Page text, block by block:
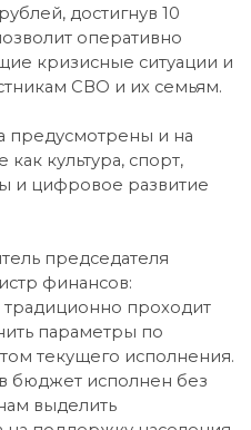
достигнув 10
оперативно
кризисные ситуации и
СВО и их семьям.
предусмотрены и на
культура, спорт,
и цифровое развитие
председателя
финансов:
проходит
параметры по
текущего исполнения.
бюджет исполнен без
выделить